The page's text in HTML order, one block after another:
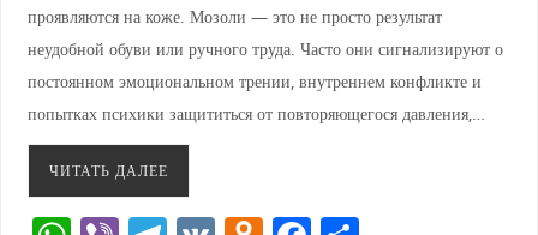
проявляются на коже. Мозоли — это не просто результат
неудобной обуви или ручного труда. Часто они сигнализируют о
постоянном эмоциональном трении, внутреннем конфликте и
попытках психики защититься от повторяющегося давления,…
ЧИТАТЬ ДАЛЕЕ